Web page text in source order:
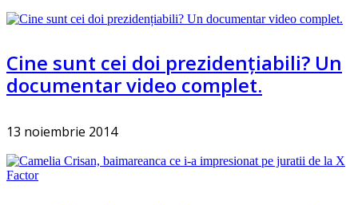
Cine sunt cei doi prezidențiabili? Un
documentar video complet.
13 noiembrie 2014